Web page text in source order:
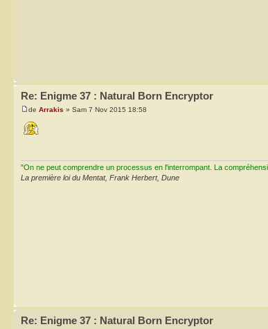
Re: Enigme 37 : Natural Born Encryptor
de Arrakis » Sam 7 Nov 2015 18:58
"On ne peut comprendre un processus en l'interrompant. La
La première loi du Mentat, Frank Herbert, Dune
Re: Enigme 37 : Natural Born Encryptor